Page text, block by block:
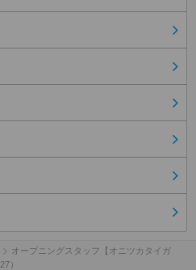
オープニングスタッフ【オニツカタイガ
）